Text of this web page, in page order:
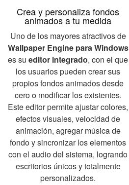
Crea y personaliza fondos
animados a tu medida
Uno de los mayores atractivos de
Wallpaper Engine para Windows
es sueditor integrado, con el que
los usuarios pueden crear sus
propios fondos animados desde
cero o modificar los existentes.
Este editor permite ajustar colores,
efectos visuales, velocidad de
animación, agregar música de
fondo y sincronizar los elementos
con el audio del sistema, logrando
escritorios únicos y totalmente
personalizados.